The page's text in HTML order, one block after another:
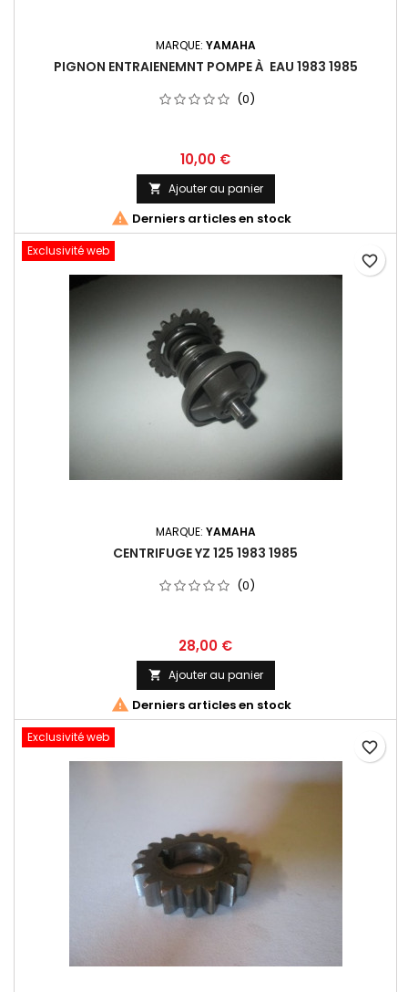
MARQUE: YAMAHA
PIGNON ENTRAIENEMNT POMPE À EAU 1983 1985
(0)
10,00 €
 Ajouter au panier
 Derniers articles en stock
Exclusivité web
MARQUE: YAMAHA
CENTRIFUGE YZ 125 1983 1985
(0)
28,00 €
 Ajouter au panier
 Derniers articles en stock
favorite_border
Exclusivité web
favorite_border